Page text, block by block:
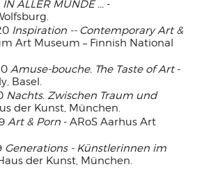
IN ALLER MUNDE ... -
Inspiration -- Contemporary Art &
Art Museum – Finnish National
Amuse-bouche. The Taste of Art-
Basel.
Nachts. Zwischen Traum und
der Kunst, München.
Art & Porn - ARoS Aarhus Art
Generations - Künstlerinnen im
der Kunst, München.